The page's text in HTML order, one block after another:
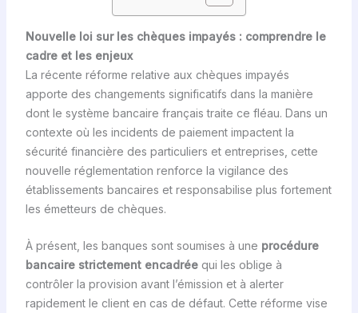
Nouvelle loi sur les chèques impayés : comprendre le
cadre et les enjeux
La récente réforme relative aux chèques impayés
apporte des changements significatifs dans la manière
dont le système bancaire français traite ce fléau. Dans un
contexte où les incidents de paiement impactent la
sécurité financière des particuliers et entreprises, cette
nouvelle réglementation renforce la vigilance des
établissements bancaires et responsabilise plus fortement
les émetteurs de chèques.
À présent, les banques sont soumises à une procédure
bancaire strictement encadréequi les oblige à
contrôler la provision avant l’émission et à alerter
rapidement le client en cas de défaut. Cette réforme vise